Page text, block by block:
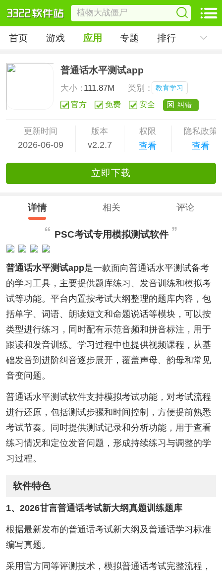
首页 游戏 应用 专题 排行
普通话水平测试app
大小：111.87M 类别： 教育学习
官方 免费 安全 纠错
更新时间
2026-06-09
版本
v2.2.7
权限
查看
隐私政策
查看
立即下载
详情 相关 评论
PSC考试专用模拟测试软件
普通话水平测试app是一款面向普通话水平测试备考
的学习工具，主要提供题库练习、发音训练和模拟考
试等功能。平台内置按考试大纲整理的题库内容，包
括单字、词语、朗读短文和命题说话等模块，可以按
类型进行练习，同时配有示范音频和拼音标注，用于
跟读和发音训练。学习过程中也提供视频课程，从基
础发音到进阶纠音逐步展开，覆盖声母、韵母和常见
音变问题。
普通话水平测试软件支持模拟考试功能，对考试流程
进行还原，包括测试步骤和时间控制，方便提前熟悉
考试节奏。同时提供测试记录和分析功能，用于查看
练习情况和定位发音问题，形成持续练习与调整的学
习过程。
软件特色
1、2026甘言普通话考试新大纲真题训练题库
根据最新发布的普通话考试新大纲及普通话学习标准
编写真题。
采用官方同等评测技术，模拟普通话考试完整流程，